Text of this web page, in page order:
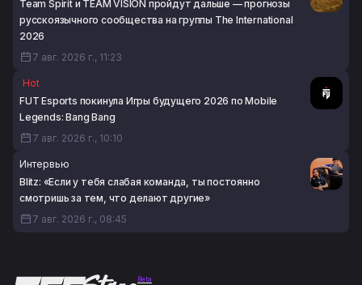
Team Spirit и TEAM VISION пройдут дальше — прогнозы
русскоязычного сообщества на группы The International
2026
7 авг. 2026 г., 11:23
Hot
FUT Esports покинула Игры будущего 2026 по Mobile
Legends: Bang Bang
7 авг. 2026 г., 10:10
Интервью
Blitz: «Если у тебя слабая команда, ты постоянно
смотришь за тем, что делают другие»
7 авг. 2026 г., 08:45
Beta